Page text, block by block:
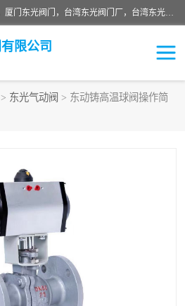
台湾东光阀门厂主营：东光阀门，厦门东光阀门，台湾东光阀门厂，台湾东光球阀，台湾东光闸阀，台湾东光蝶阀，质量有保证价格有优惠，欢迎咨询。
限公司
> 东光气动阀 > 东动铸高温球阀操作简
东光截止阀
东光拉柄式底阀
东光橡胶软接
Y型过滤器